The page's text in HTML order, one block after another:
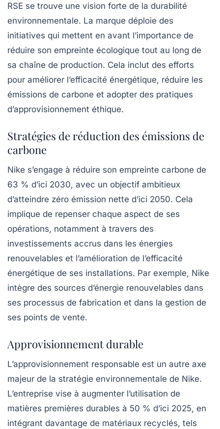
RSE se trouve une vision forte de la durabilité
environnementale. La marque déploie des
initiatives qui mettent en avant l’importance de
réduire son empreinte écologique tout au long de
sa chaîne de production. Cela inclut des efforts
pour améliorer l’efficacité énergétique, réduire les
émissions de carbone et adopter des pratiques
d’approvisionnement éthique.
Stratégies de réduction des émissions de
carbone
Nike s’engage à réduire son empreinte carbone de
63 % d’ici 2030, avec un objectif ambitieux
d’atteindre zéro émission nette d’ici 2050. Cela
implique de repenser chaque aspect de ses
opérations, notamment à travers des
investissements accrus dans les énergies
renouvelables et l’amélioration de l’efficacité
énergétique de ses installations. Par exemple, Nike
intègre des sources d’énergie renouvelables dans
ses processus de fabrication et dans la gestion de
ses points de vente.
Approvisionnement durable
L’approvisionnement responsable est un autre axe
majeur de la stratégie environnementale de Nike.
L’entreprise vise à augmenter l’utilisation de
matières premières durables à 50 % d’ici 2025, en
intégrant davantage de matériaux recyclés, tels